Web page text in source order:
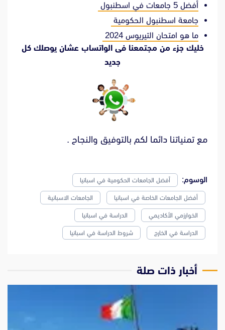
أفضل 5 جامعات في اسطنبول
جامعة اسطنبول الحكومية
ما هو امتحان التيريوس 2024
خليك جزء من مجتمعنا فى الواتساب عشان يوصلك كل
جديد
مع تمنياتنا دائما لكم بالتوفيق والنجاح .
الوسوم: أفضل الجامعات الحكومية في اسبانيا
أفضل الجامعات الخاصة في اسبانيا الجامعات الاسبانية
الخوارزمي الأكاديمي الدراسة في اسبانيا
الدراسة في الخارج شروط الدراسة في اسبانيا
‫أخبار ذات صلة